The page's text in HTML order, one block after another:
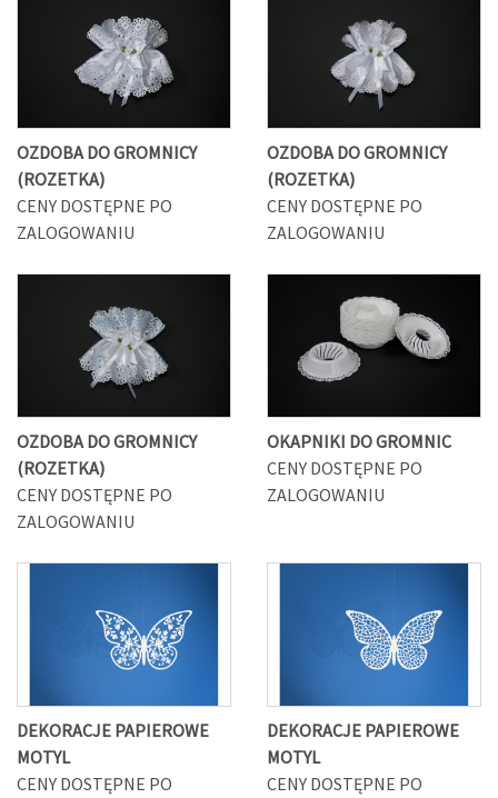
OZDOBA DO GROMNICY
(ROZETKA)
CENY DOSTĘPNE PO
ZALOGOWANIU
OZDOBA DO GROMNICY
(ROZETKA)
CENY DOSTĘPNE PO
ZALOGOWANIU
OZDOBA DO GROMNICY
(ROZETKA)
CENY DOSTĘPNE PO
ZALOGOWANIU
OKAPNIKI DO GROMNIC
CENY DOSTĘPNE PO
ZALOGOWANIU
DEKORACJE PAPIEROWE
MOTYL
CENY DOSTĘPNE PO
DEKORACJE PAPIEROWE
MOTYL
CENY DOSTĘPNE PO